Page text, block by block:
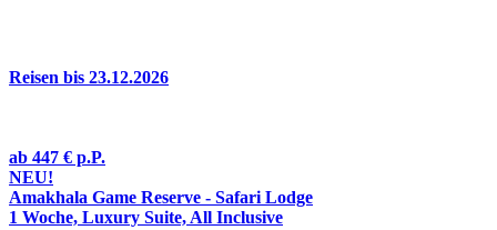
Reisen bis 23.12.2026
ab 447 € p.P.
NEU!
Amakhala Game Reserve - Safari Lodge
1 Woche, Luxury Suite, All Inclusive